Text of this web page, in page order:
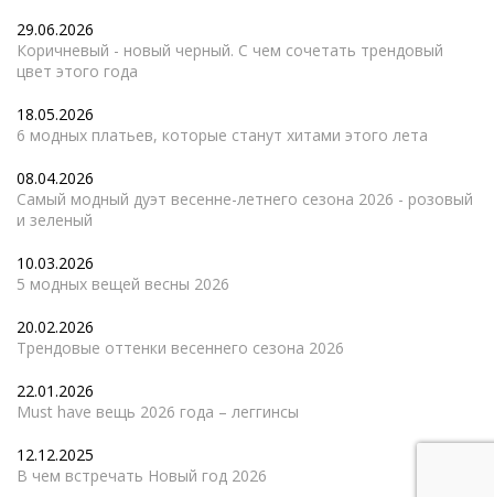
29.06.2026
Коричневый - новый черный. С чем сочетать трендовый
цвет этого года
18.05.2026
6 модных платьев, которые станут хитами этого лета
08.04.2026
Самый модный дуэт весенне-летнего сезона 2026 - розовый
и зеленый
10.03.2026
5 модных вещей весны 2026
20.02.2026
Трендовые оттенки весеннего сезона 2026
22.01.2026
Must have вещь 2026 года – леггинсы
12.12.2025
В чем встречать Новый год 2026